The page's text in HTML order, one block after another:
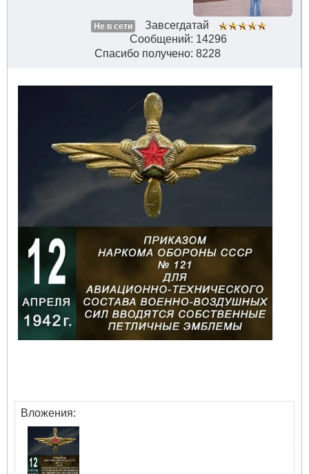
Не в сети
Завсегдатай
Сообщений: 14296
Спасибо получено: 8228
Вложения: